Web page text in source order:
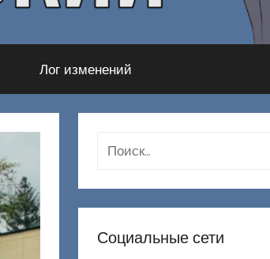
Лог изменений
Социальные сети